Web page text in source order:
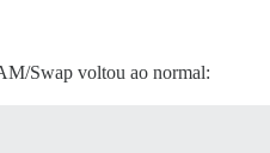
Swap voltou ao normal: